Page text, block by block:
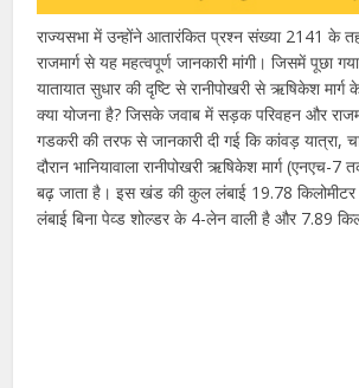
राज्यसभा में उन्होंने आतारंकित प्रश्न संख्या 2141 के
राजमार्ग से यह महत्वपूर्ण जानकारी मांगी। जिसमें पूछा
यातायात सुधार की दृष्टि से रानीपोखरी से ऋषिकेश
क्या योजना है? जिसके जवाब में सड़क परिवहन और
गडकरी की तरफ से जानकारी दी गई कि कांवड़ यात्रा,
दौरान भानियावाला रानीपोखरी ऋषिकेश मार्ग (एनएच-7
बढ़ जाता है। इस खंड की कुल लंबाई 19.78
लंबाई बिना पेव्ड शोल्डर के 4-लेन वाली है और 7.89